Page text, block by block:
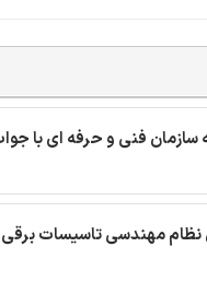
سازمان فنی و حرفه ای با
نظام مهندسی تاسیسات